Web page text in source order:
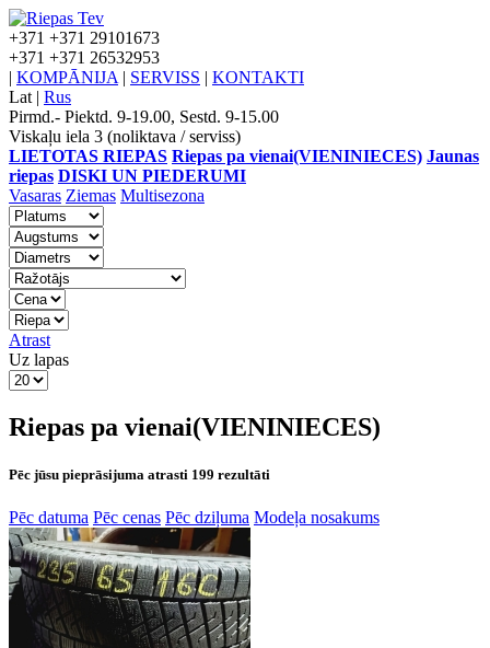
+371 +371 29101673
+371 +371 26532953
| KOMPĀNIJA | SERVISS | KONTAKTI
Lat | Rus
Pirmd.- Piektd. 9-19.00, Sestd. 9-15.00
Viskaļu iela 3 (noliktava / serviss)
LIETOTAS RIEPAS Riepas pa vienai(VIENINIECES) Jaunas
riepas DISKI UN PIEDERUMI
Vasaras Ziemas Multisezona
Atrast
Uz lapas
Riepas pa vienai(VIENINIECES)
Pēc jūsu pieprāsijuma atrasti 199 rezultāti
Pēc datuma Pēc cenas Pēc dziļuma Modeļa nosakums